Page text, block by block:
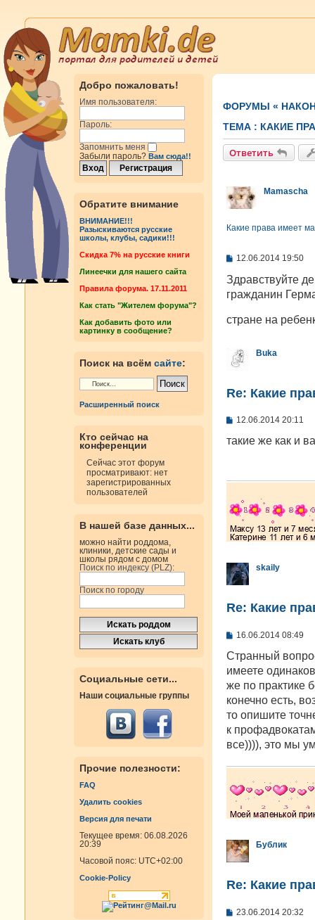
Добро пожаловать!
Имя пользователя:
Пароль:
Запомнить меня
Забыли пароль? Вам сюда!!
Обратите внимание
ВНИМАНИЕ!!!
Разыскиваются русские
школы, клубы, садики!!!
Cкидка 7% на русские книги
Линеечки для нашего сайта
Правила форума. 17.11.2011
Как стать "Жителем форума"?
Как добавить фото или
картинку в сообщение?
Поиск на всём сайте:
Расширенный поиск
Кто сейчас на
конференции
Сейчас этот форум
просматривают: нет
зарегистрированных
пользователей
В нашей базе данных...
можно найти роддома,
клиники, детские сады и
школы рядом с домом
Поиск по индексу (PLZ):
Поиск по городу
Социальные сети...
Наши социальные группы
Прочие полезности:
FAQ
Удалить cookies
Версия для печати
Текущее время: 06.08.2026
20:39
Часовой пояс: UTC+02:00
Cookie-Policy
ФОРУМЫ «
ТЕМА : КАКИЕ
Ответить
Mamascha
Какие права имеет
С
о
б
щ
н
и
12.06.2014 19:50
Здравствуйте
гражданин
стране на
Buka
Re: Какие
С
о
н
12.06.2014 20:11
такие же как и
skaily
Re: Какие
С
о
щ
е
и
е
16.06.2014 08:49
Странный
имеете
же по практике
конечно есть,
то опишите
к
все)))), это мы
Бублик
Re: Какие
С
23.06.2014 20:32